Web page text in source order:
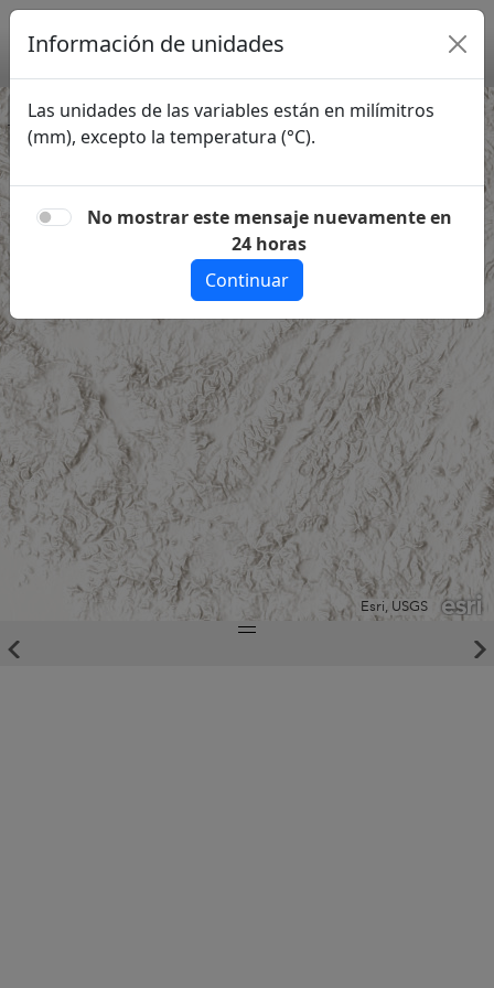
Información de unidades
Las unidades de las variables están en milímitros
(mm), excepto la temperatura (°C).
No mostrar este mensaje nuevamente en
24 horas
Continuar